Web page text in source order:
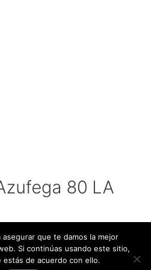
80 LA
Abonos Vélez• Creado con
asegurar que te damos la mejor
Si continúas usando este sitio,
estás de acuerdo con ello.